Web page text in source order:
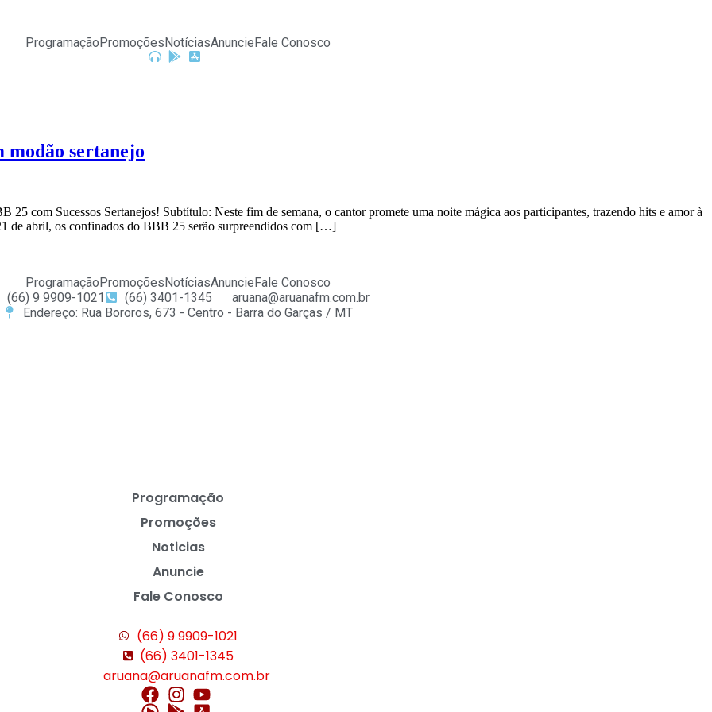
ProgramaçãoPromoçõesNotíciasAnuncieFale Conosco
modão sertanejo
com Sucessos Sertanejos! Subtítulo: Neste fim de semana, o cantor promete uma noite mágica aos participantes, trazendo hits e amor à
de abril, os confinados do BBB 25 serão surpreendidos com […]
ProgramaçãoPromoçõesNotíciasAnuncieFale Conosco
(66) 9 9909-1021
(66) 3401-1345
aruana@aruanafm.com.br
Endereço: Rua Bororos, 673 - Centro - Barra do Garças / MT
Programação
Promoções
Noticias
Anuncie
Fale Conosco
(66) 9 9909-1021
(66) 3401-1345
aruana@aruanafm.com.br